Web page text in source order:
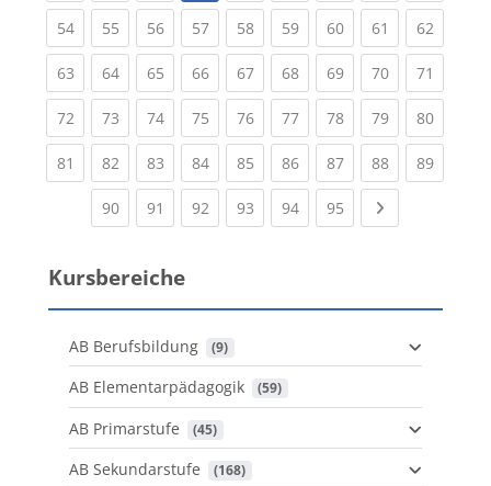
54(current)
55(current)
56(current)
57(current)
58(current)
59(current)
60(current)
61 (current)
62
63(current)
64(current)
65(current)
66(current)
67(current)
68(current)
69(current)
70(current)
71
72(current)
73(current)
74(current)
75(current)
76(current)
77(current)
78(current)
79(current)
80
81 (current)
82(current)
83(current)
84(current)
85(current)
86(current)
87(current)
88(current)
89
90(current)
91 (current)
92(current)
93(current)
94(current)
95(current)
Kursbereiche
AB Berufsbildung (9)
AB Elementarpädagogik (59)
AB Primarstufe (45)
AB Sekundarstufe (168)